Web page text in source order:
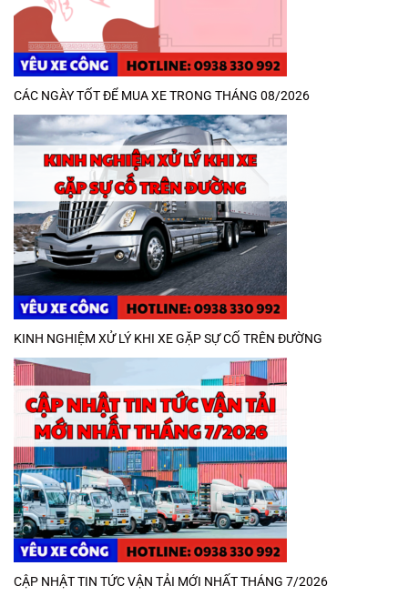
CÁC NGÀY TỐT ĐỂ MUA XE TRONG THÁNG 08/2026
KINH NGHIỆM XỬ LÝ KHI XE GẶP SỰ CỐ TRÊN ĐƯỜNG
CẬP NHẬT TIN TỨC VẬN TẢI MỚI NHẤT THÁNG 7/2026